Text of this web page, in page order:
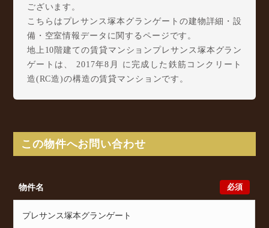
ございます。
こちらはプレサンス塚本グランゲートの建物詳細・設
備・空室情報データに関するページです。
地上10階建ての賃貸マンションプレサンス塚本グラン
ゲートは、 2017年8月 に完成した鉄筋コンクリート
造(RC造)の構造の賃貸マンションです。
徒歩19分 からアクセスが可能となっております。
プレサンス塚本グランゲートの最新の空室状況のご確
マンションをお探しでしたら、ぜひ大阪分譲賃貸
Classicalまでお気軽にお問い合わせください。大阪分
及びオンライン相談も受け付けております。また、希
この物件へお問い合わせ
必須
物件名